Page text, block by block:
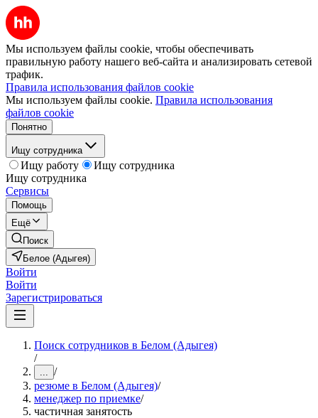
Мы используем файлы cookie, чтобы обеспечивать
правильную работу нашего веб-сайта и анализировать сетевой
трафик.
Правила использования файлов cookie
Мы используем файлы cookie. Правила использования
файлов cookie
Понятно
Ищу сотрудника
Ищу работу
Ищу сотрудника
Ищу сотрудника
Сервисы
Помощь
Ещё
Поиск
Белое (Адыгея)
Войти
Войти
Зарегистрироваться
Поиск сотрудников в Белом (Адыгея)
/
... /
резюме в Белом (Адыгея)/
менеджер по приемке/
частичная занятость